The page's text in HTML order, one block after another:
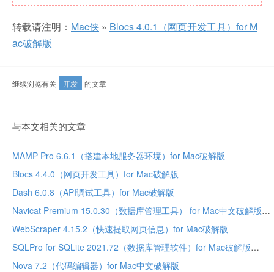
转载请注明： Mac侠 » Blocs 4.0.1（网页开发工具）for M
ac破解版
继续浏览有关 开发 的文章
与本文相关的文章
MAMP Pro 6.6.1（搭建本地服务器环境）for Mac破解版
Blocs 4.4.0（网页开发工具）for Mac破解版
Dash 6.0.8（API调试工具）for Mac破解版
Navicat Premium 15.0.30（数据库管理工具） for Mac中文破解版
WebScraper 4.15.2（快速提取网页信息）for Mac破解版
SQLPro for SQLite 2021.72（数据库管理软件）for Mac破解版
Nova 7.2（代码编辑器）for Mac中文破解版